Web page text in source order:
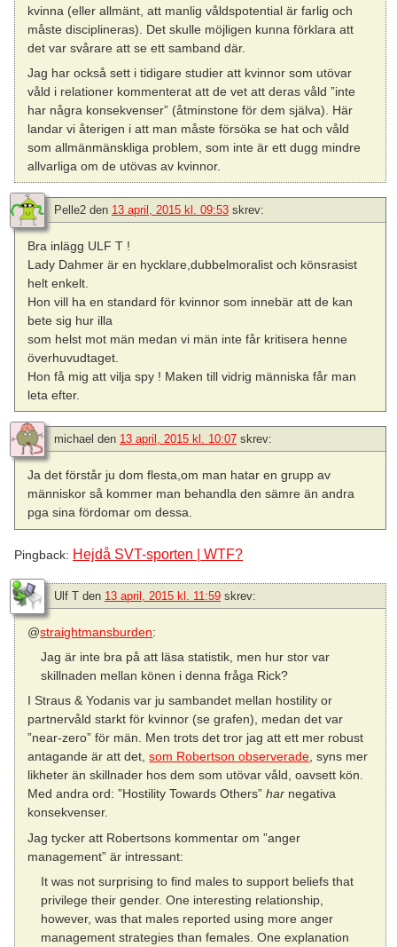
kvinna (eller allmänt, att manlig våldspotential är farlig och
måste disciplineras). Det skulle möjligen kunna förklara att
det var svårare att se ett samband där.
Jag har också sett i tidigare studier att kvinnor som utövar
våld i relationer kommenterat att de vet att deras våld ”inte
har några konsekvenser” (åtminstone för dem själva). Här
landar vi återigen i att man måste försöka se hat och våld
som allmänmänskliga problem, som inte är ett dugg mindre
allvarliga om de utövas av kvinnor.
Pelle2 den 13 april, 2015 kl. 09:53 skrev:
Bra inlägg ULF T !
Lady Dahmer är en hycklare,dubbelmoralist och könsrasist
helt enkelt.
Hon vill ha en standard för kvinnor som innebär att de kan
bete sig hur illa
som helst mot män medan vi män inte får kritisera henne
överhuvudtaget.
Hon få mig att vilja spy ! Maken till vidrig människa får man
leta efter.
michael den 13 april, 2015 kl. 10:07 skrev:
Ja det förstår ju dom flesta,om man hatar en grupp av
människor så kommer man behandla den sämre än andra
pga sina fördomar om dessa.
Pingback: Hejdå SVT-sporten | WTF?
Ulf T den 13 april, 2015 kl. 11:59 skrev:
@straightmansburden:
Jag är inte bra på att läsa statistik, men hur stor var
skillnaden mellan könen i denna fråga Rick?
I Straus & Yodanis var ju sambandet mellan hostility or
partnervåld starkt för kvinnor (se grafen), medan det var
”near-zero” för män. Men trots det tror jag att ett mer robust
antagande är att det,som Robertson observerade, syns mer
likheter än skillnader hos dem som utövar våld, oavsett kön.
Med andra ord: ”Hostility Towards Others”har negativa
konsekvenser.
Jag tycker att Robertsons kommentar om ”anger
management” är intressant:
It was not surprising to find males to support beliefs that
privilege their gender. One interesting relationship,
however, was that males reported using more anger
management strategies than females. One explanation